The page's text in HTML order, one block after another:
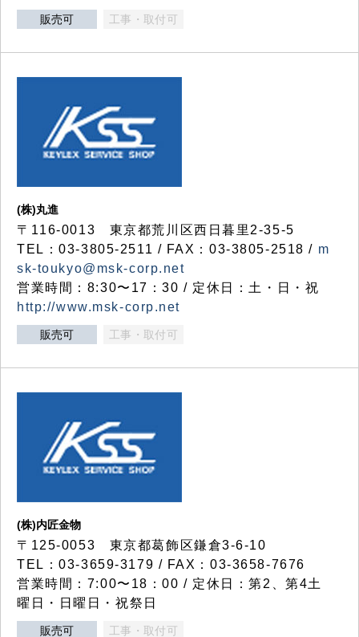
販売可 工事・取付可
(株)丸進
〒116-0013 東京都荒川区西日暮里2-35-5
TEL：03-3805-2511 / FAX：03-3805-2518 / m
sk-toukyo@msk-corp.net
営業時間：8:30〜17：30 / 定休日：土・日・祝
http://www.msk-corp.net
販売可 工事・取付可
(株)内匠金物
〒125-0053 東京都葛飾区鎌倉3-6-10
TEL：03-3659-3179 / FAX：03-3658-7676
営業時間：7:00〜18：00 / 定休日：第2、第4土
曜日・日曜日・祝祭日
販売可 工事・取付可